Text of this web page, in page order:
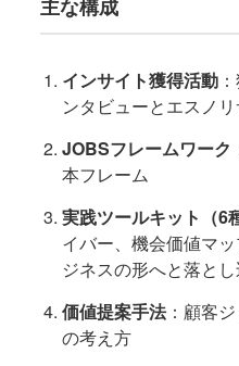
主な構成
インサイト獲得活動
ンタビューとエスノ
JOBSフレームワーク
本フレーム
実践ツールキット（6
イバー、機会価値マ
ジネスの形へと落と
価値提案手法：顧客
の考え方